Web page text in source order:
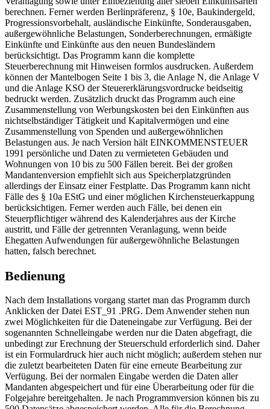
berechnen. Ferner werden Berlinpräferenz, § 10e, Baukindergeld,
Progressionsvorbehalt, ausländische Einkünfte, Sonderausgaben,
außergewöhnliche Belastungen, Sonderberechnungen, ermäßigte
Einkünfte und Einkünfte aus den neuen Bundesländern
berücksichtigt. Das Programm kann die komplette
Steuerberechnung mit Hinweisen formlos ausdrucken. Außerdem
können der Mantelbogen Seite 1 bis 3, die Anlage N, die Anlage V
und die Anlage KSO der Steuererklärungsvordrucke beidseitig
bedruckt werden. Zusätzlich druckt das Programm auch eine
Zusammenstellung von Werbungskosten bei den Einkünften aus
nichtselbständiger Tätigkeit und Kapitalvermögen und eine
Zusammenstellung von Spenden und außergewöhnlichen
Belastungen aus. Je nach Version hält EINKOMMENSTEUER
1991 persönliche und Daten zu vermieteten Gebäuden und
Wohnungen von 10 bis zu 500 Fällen bereit. Bei der großen
Mandantenversion empfiehlt sich aus Speicherplatzgründen
allerdings der Einsatz einer Festplatte. Das Programm kann nicht
Fälle des § 10a EStG und einer möglichen Kirchensteuerkappung
berücksichtigen. Ferner werden auch Fälle, bei denen ein
Steuerpflichtiger während des Kalenderjahres aus der Kirche
austritt, und Fälle der getrennten Veranlagung, wenn beide
Ehegatten Aufwendungen für außergewöhnliche Belastungen
hatten, falsch berechnet.
Bedienung
Nach dem Installations vorgang startet man das Programm durch
Anklicken der Datei EST_91 .PRG. Dem Anwender stehen nun
zwei Möglichkeiten für die Dateneingabe zur Verfügung. Bei der
sogenannten Schnelleingabe werden nur die Daten abgefragt, die
unbedingt zur Erechnung der Steuerschuld erforderlich sind. Daher
ist ein Formulardruck hier auch nicht möglich; außerdem stehen nur
die zuletzt bearbeiteten Daten für eine erneute Bearbeitung zur
Verfügung. Bei der normalen Eingabe werden die Daten aller
Mandanten abgespeichert und für eine Überarbeitung oder für die
Folgejahre bereitgehalten. Je nach Programmversion können bis zu